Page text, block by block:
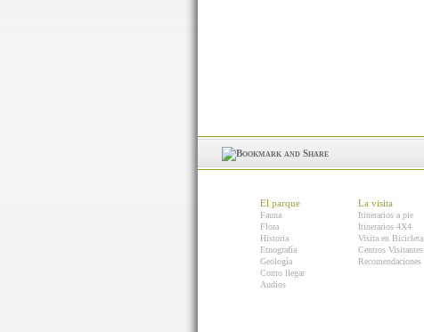
El parque
Fauna
Flora
Historia
Etnografía
Geología
Como llegar
Audios
La visita
Itinerarios a pie
Itinerarios 4X4
Visita en Bicicleta
Centros Visitantes
Recomendaciones